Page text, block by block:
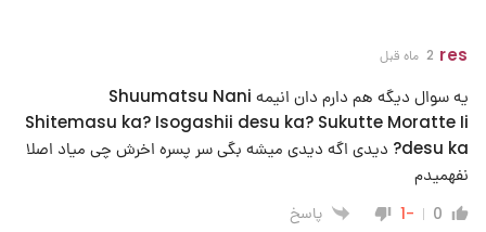
res 2 ماه قبل
یه سوال دیگه هم دارم دان انیمه Shuumatsu Nani
Shitemasu ka? Isogashii desu ka? Sukutte Moratte Ii
desu ka? دیدی اگه دیدی میشه بگی سر پسره اخرش چی میاد اصلا
نفهمیدم
0
-1 پاسخ